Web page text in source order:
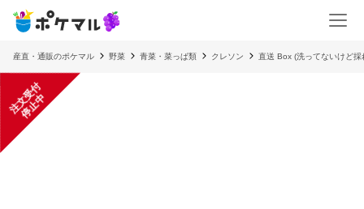
産直・通販のポケマル 野菜 青菜・菜っぱ類 クレソン 直送 Box (洗ってないけど
注
文
受
付
停
止
中